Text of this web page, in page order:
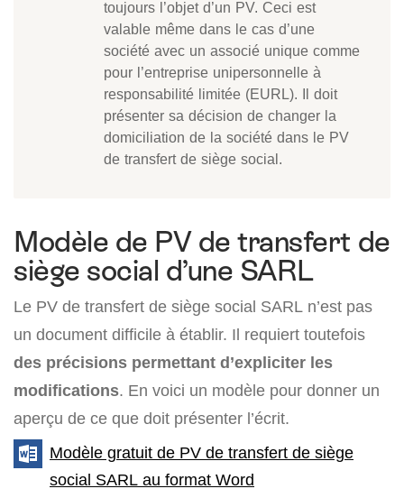
toujours l’objet d’un PV. Ceci est
valable même dans le cas d’une
société avec un associé unique comme
pour l’entreprise unipersonnelle à
responsabilité limitée (EURL). Il doit
présenter sa décision de changer la
domiciliation de la société dans le PV
de transfert de siège social.
Modèle de PV de transfert de
siège social d’une SARL
Le PV de transfert de siège social SARL n’est pas
un document difficile à établir. Il requiert toutefois
des précisions permettant d’expliciter les
modifications. En voici un modèle pour donner un
aperçu de ce que doit présenter l’écrit.
Modèle gratuit de PV de transfert de siège
social SARL au format Word